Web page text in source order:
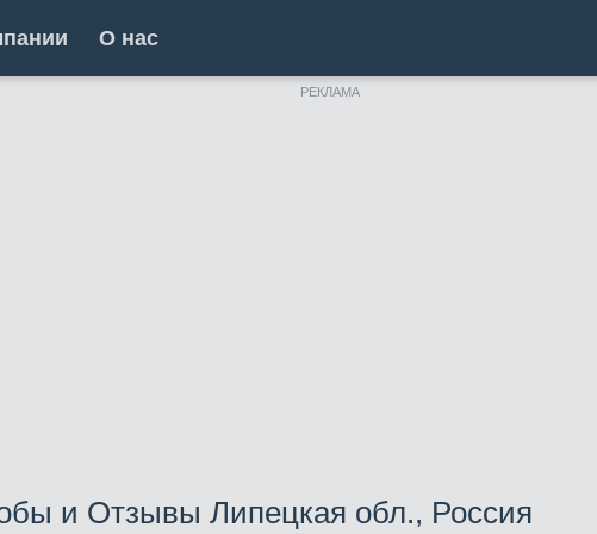
О нас
РЕКЛАМА
и Отзывы Липецкая обл., Россия